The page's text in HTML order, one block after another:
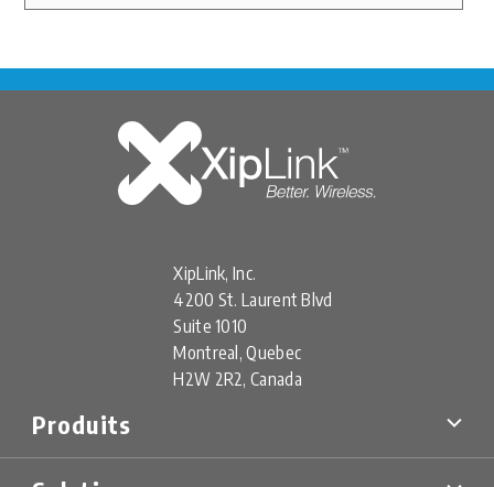
XipLink, Inc.
4200 St. Laurent Blvd
Suite 1010
Montreal, Quebec
H2W 2R2, Canada
Produits
Dispositifs Spécialisés XS